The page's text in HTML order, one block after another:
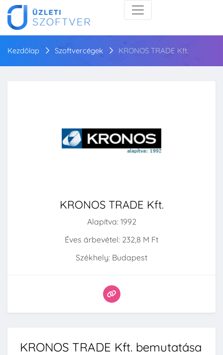
Kezdőlap Szoftvercégek KRONOS TRADE Kft.
KRONOS TRADE Kft.
Alapítva: 1992
Éves árbevétel: 232,8 M Ft
Székhely: Budapest
KRONOS TRADE Kft. bemutatása